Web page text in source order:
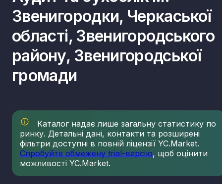
Звенигородки, Черкаської
області, Звенигородського
району, Звенигородської
громади
Каталог надає лише загальну статистику по
ринку. Детальні дані, контакти та розширені
фільтри доступні в повній ліцензії YC.Market.
Спробуйте обмежену trial-версію, щоб оцінити
можливості YC.Market.